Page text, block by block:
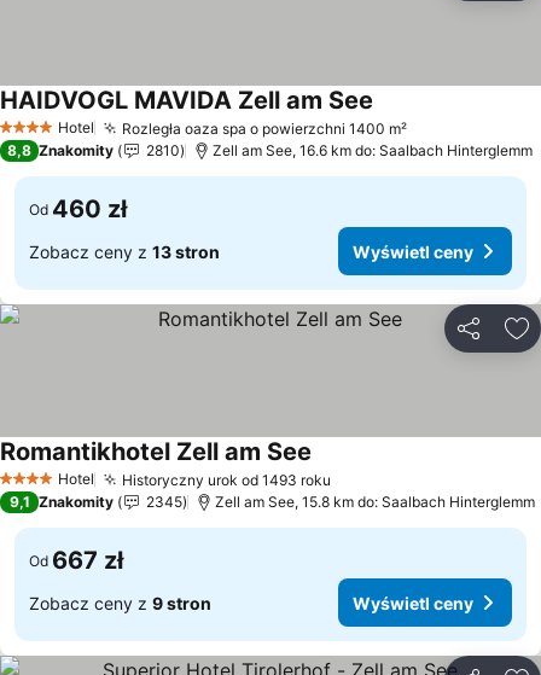
4 KategoriaHotel Rozległa oaza spa o powierzchni 1400 m²Wyświetl ceny
HAIDVOGL MAVIDA Zell am See
8,8 Znakomity 2810 Zell am See, 16.6 km do: Saalbach Hinterglemm
Od 460 zł
Zobacz ceny z 13 stron Wyświetl ceny
4 KategoriaHotel Historyczny urok od 1493 roku
Romantikhotel Zell am See
9,1 Znakomity 2345 Zell am See, 15.8 km do: Saalbach Hinterglemm
Od 667 zł
Zobacz ceny z 9 stron Wyświetl ceny